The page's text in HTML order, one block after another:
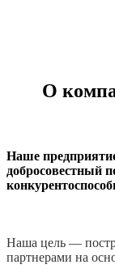
О
Наше
добросовестный
Наша цель —
партнерами на